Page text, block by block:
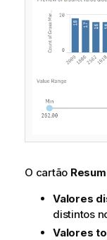
O cartão
Valores
distintos
Valores